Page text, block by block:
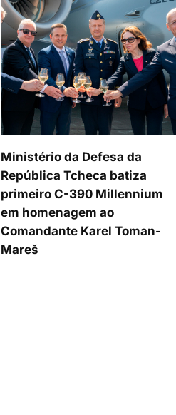
Ministério da Defesa da
República Tcheca batiza
primeiro C-390 Millennium
em homenagem ao
Comandante Karel Toman-
Mareš